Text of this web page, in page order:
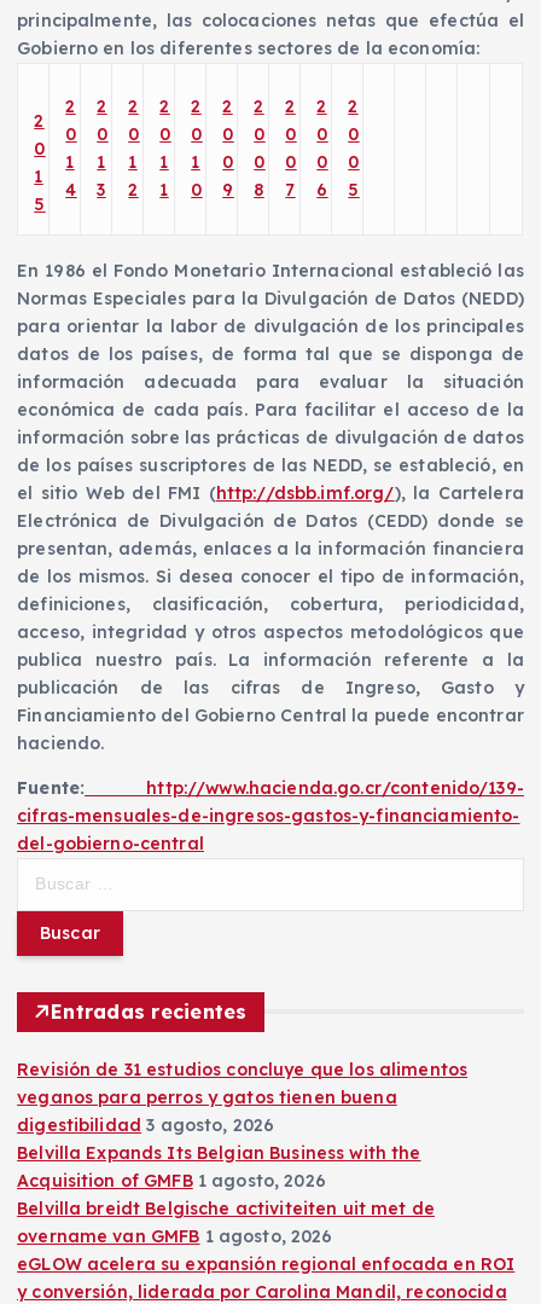
principalmente, las colocaciones netas que efectúa el
Gobierno en los diferentes sectores de la economía:
2
0
1
5
2
0
1
4
2
0
1
3
2
0
1
2
2
0
1
1
2
0
1
0
2
0
0
9
2
0
0
8
2
0
0
7
2
0
0
6
2
0
0
5
En 1986 el Fondo Monetario Internacional estableció las
Normas Especiales para la Divulgación de Datos (NEDD)
para orientar la labor de divulgación de los principales
datos de los países, de forma tal que se disponga de
información adecuada para evaluar la situación
económica de cada país. Para facilitar el acceso de la
información sobre las prácticas de divulgación de datos
de los países suscriptores de las NEDD, se estableció, en
el sitio Web del FMI (http://dsbb.imf.org/), la Cartelera
Electrónica de Divulgación de Datos (CEDD) donde se
presentan, además, enlaces a la información financiera
de los mismos. Si desea conocer el tipo de información,
definiciones, clasificación, cobertura, periodicidad,
acceso, integridad y otros aspectos metodológicos que
publica nuestro país. La información referente a la
publicación de las cifras de Ingreso, Gasto y
Financiamiento del Gobierno Central la puede encontrar
haciendo.
Fuente: http://www.hacienda.go.cr/contenido/139-
cifras-mensuales-de-ingresos-gastos-y-financiamiento-
del-gobierno-central
c
:
Entradas recientes
Revisión de 31 estudios concluye que los alimentos
veganos para perros y gatos tienen buena
digestibilidad 3 agosto, 2026
Belvilla Expands Its Belgian Business with the
Acquisition of GMFB 1 agosto, 2026
Belvilla breidt Belgische activiteiten uit met de
overname van GMFB 1 agosto, 2026
eGLOW acelera su expansión regional enfocada en ROI
y conversión, liderada por Carolina Mandil, reconocida